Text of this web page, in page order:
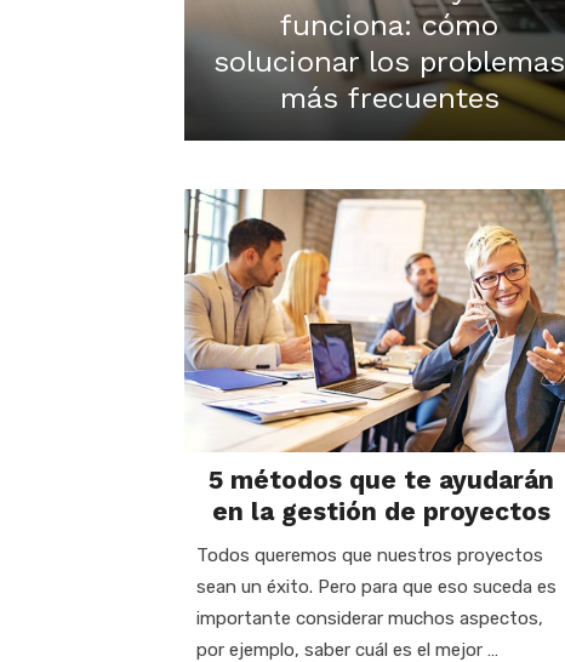
funciona: cómo
solucionar los problemas
más frecuentes
5 métodos que te ayudarán
en la gestión de proyectos
Todos queremos que nuestros proyectos
sean un éxito. Pero para que eso suceda es
importante considerar muchos aspectos,
por ejemplo, saber cuál es el mejor …